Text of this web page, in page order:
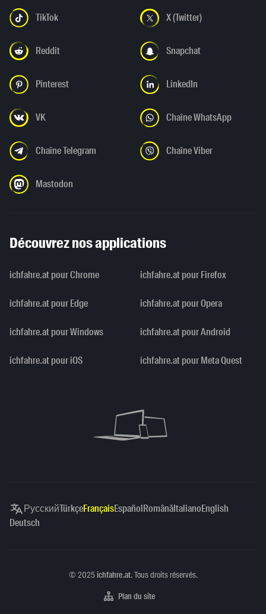
TikTok X (Twitter)
Reddit Snapchat
Pinterest LinkedIn
VK Chaîne WhatsApp
Chaîne Telegram Chaîne Viber
Mastodon
Découvrez nos applications
ichfahre.at pour Chrome ichfahre.at pour Firefox
ichfahre.at pour Edge ichfahre.at pour Opera
ichfahre.at pour Windows ichfahre.at pour Android
ichfahre.at pour iOS ichfahre.at pour Meta Quest
РусскийTürkçeFrançaisEspañolRomânăItalianoEnglish
Deutsch
Copyright
© 2025ichfahre.at. Tous droits réservés.
Plan du site